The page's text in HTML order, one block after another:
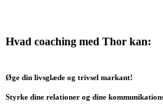
Hvad coaching med Thor kan:
Øge din livsglæde og trivsel markant!
Styrke dine relationer og dine